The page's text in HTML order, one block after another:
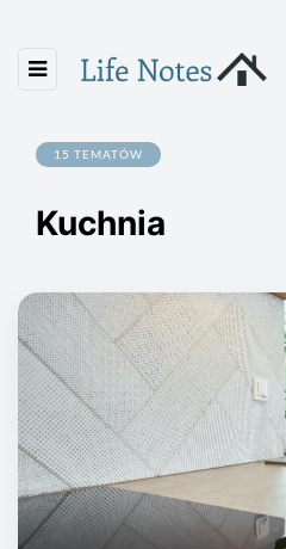
15 TEMATÓW
Kuchnia